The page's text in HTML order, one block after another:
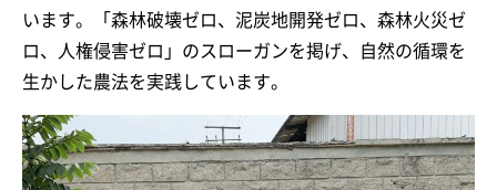
います。「森林破壊ゼロ、泥炭地開発ゼロ、森林火災ゼ
ロ、人権侵害ゼロ」のスローガンを掲げ、自然の循環を
生かした農法を実践しています。